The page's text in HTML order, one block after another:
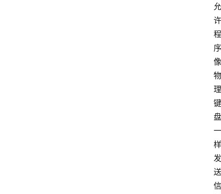
允
许
程
序
像
物
理
键
盘
一
样
发
送
信